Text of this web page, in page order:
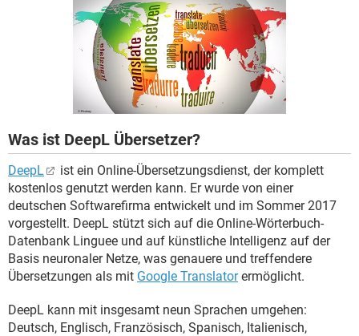
HARDWARE
Was ist DeepL Übersetzer?
DeepL
ist ein Online-Übersetzungsdienst, der komplett
kostenlos genutzt werden kann. Er wurde von einer
deutschen Softwarefirma entwickelt und im Sommer 2017
vorgestellt. DeepL stützt sich auf die Online-Wörterbuch-
Datenbank Linguee und auf künstliche Intelligenz auf der
Basis neuronaler Netze, was genauere und treffendere
Übersetzungen als mit Google Translatorermöglicht.
DeepL kann mit insgesamt neun Sprachen umgehen:
Deutsch, Englisch, Französisch, Spanisch, Italienisch,